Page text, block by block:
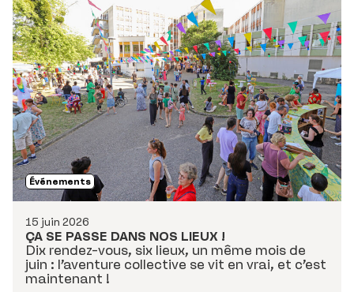
15 juin 2026
Événements
ÇA SE PASSE DANS NOS LIEUX !
Dix rendez-vous, six lieux, un même mois de
juin : l’aventure collective se vit en vrai, et c’est
maintenant !